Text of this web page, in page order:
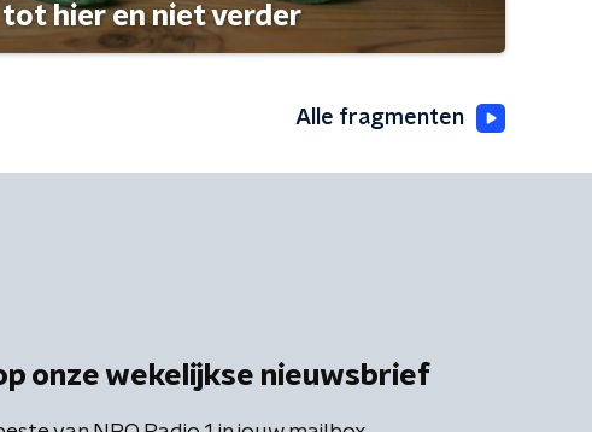
hier en niet verder
Alle fragmenten
onze wekelijkse nieuwsbrief